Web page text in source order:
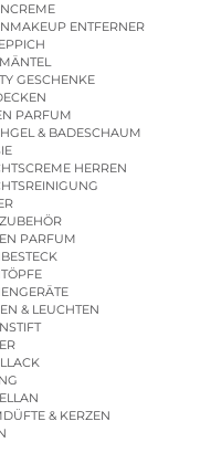
ENTFERNER
GESCHENKE
PARFUM
& BADESCHAUM
HERREN
PARFUM
& LEUCHTEN
& KERZEN